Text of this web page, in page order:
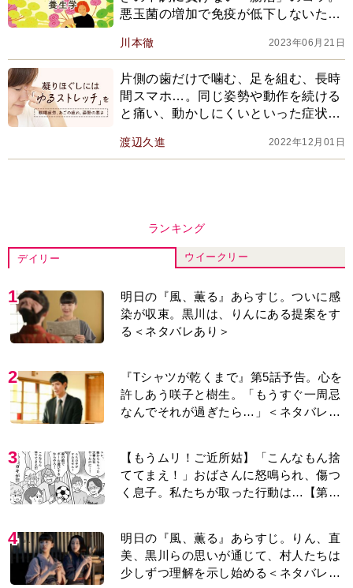
悪玉菌の増加で免疫が低下しないため
川本徹 2023年06月21日
片側の歯だけで噛む、足を組む、長時
間スマホ…。同じ姿勢や動作を続ける
と痛い、動かしにくいといった症状
で眼精疲労・あごの疲れ・姿勢の悪さ
渡辺久進 2022年12月01日
ランキング
デイリー ウイークリー
1
明日の『風、薫る』あらすじ。ついに感
染が収束。黒川は、りんにある提案をす
る＜ネタバレあり＞
2
『Tシャツが乾くまで』第5話予告。心を
許しあう咲子と樹生。「もうすぐ一周忌
なんでそれが過ぎたら…」＜ネタバレあ
3
【もうムリ！ご近所姑】「こんなもん捨
ててまえ！」おばさんに怒鳴られ、傷つ
く息子。私たちが取った行動は…【第3
4
明日の『風、薫る』あらすじ。りん、直
美、黒川らの思いが通じて、村人たちは
少しずつ理解を示し始める＜ネタバレあ